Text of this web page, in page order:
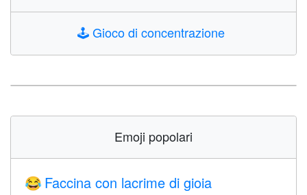
🕹️Gioco di concentrazione
Emoji popolari
😂 Faccina con lacrime di gioia